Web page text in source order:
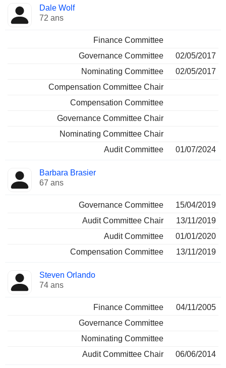
Administrateur Comités
Dale Wolf
72 ans
Finance Committee
Governance Committee
02/05/2017
Nominating Committee
02/05/2017
Compensation Committee Chair
Compensation Committee
Governance Committee Chair
Nominating Committee Chair
Audit Committee
01/07/2024
Barbara Brasier
67 ans
Governance Committee
15/04/2019
Audit Committee Chair
13/11/2019
Audit Committee
01/01/2020
Compensation Committee
13/11/2019
Steven Orlando
74 ans
Finance Committee
04/11/2005
Governance Committee
Nominating Committee
Audit Committee Chair
06/06/2014